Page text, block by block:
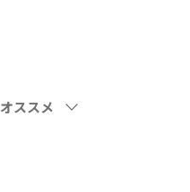
並
び
オススメ